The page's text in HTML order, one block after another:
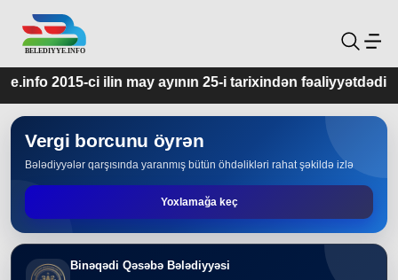
ayının 25-i tarixindən fəaliyyətdədir.
Vergi borcunu öyrən
Bələdiyyələr qarşısında yaranmış bütün öhdəlikləri rahat şəkildə izlə
Yoxlamağa keç
Binəqədi Qəsəbə Bələdiyyəsi